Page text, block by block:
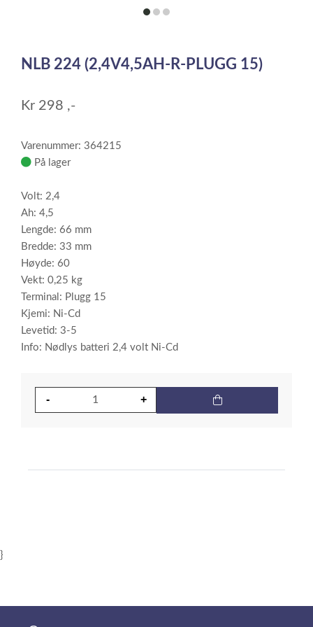
itemitemitem
of
NLB 224 (2,4V4,5AH-R-PLUGG 15)
Kr 298 ,-
Varenummer: 364215
På lager
Volt: 2,4
Ah: 4,5
Lengde: 66 mm
Bredde: 33 mm
Høyde: 60
Vekt: 0,25 kg
Terminal: Plugg 15
Kjemi: Ni-Cd
Levetid: 3-5
Info: Nødlys batteri 2,4 volt Ni-Cd
}